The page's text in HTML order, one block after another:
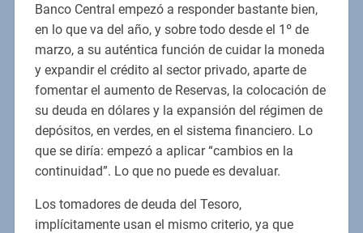
Banco Central empezó a responder bastante bien,
en lo que va del año, y sobre todo desde el 1º de
marzo, a su auténtica función de cuidar la moneda
y expandir el crédito al sector privado, aparte de
fomentar el aumento de Reservas, la colocación de
su deuda en dólares y la expansión del régimen de
depósitos, en verdes, en el sistema financiero. Lo
que se diría: empezó a aplicar “cambios en la
continuidad”. Lo que no puede es devaluar.
Los tomadores de deuda del Tesoro,
implícitamente usan el mismo criterio, ya que